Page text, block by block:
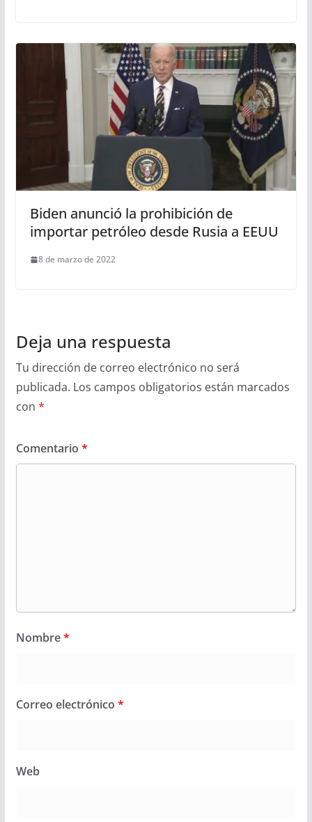
Biden anunció la prohibición de
importar petróleo desde Rusia a EEUU
8 de marzo de 2022
Deja una respuesta
Tu dirección de correo electrónico no será
publicada. Los campos obligatorios están marcados
con *
Comentario *
Nombre*
Correo electrónico *
Web